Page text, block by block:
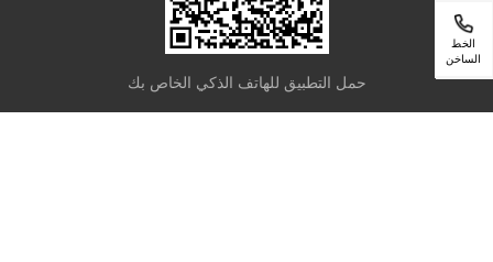
الخط
الساخن
حمل التطبيق للهاتف الذكي الخاص بك